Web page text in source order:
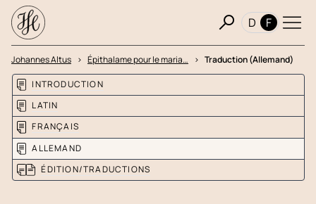
D F
Johannes Altus Épithalame pour le maria… Traduction (Allemand)
INTRODUCTION
LATIN
FRANÇAIS
ALLEMAND
ÉDITION/TRADUCTIONS